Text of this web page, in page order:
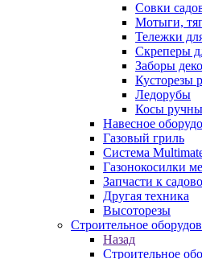
Совки
Мотыги,
Тележки
Скреперы
Заборы
Кусторезы
Ледорубы
Косы
Навесное
Газовый гриль
Система
Газонокосилки
Запчасти к
Другая техника
Высоторезы
Строительное
Назад
Строительное